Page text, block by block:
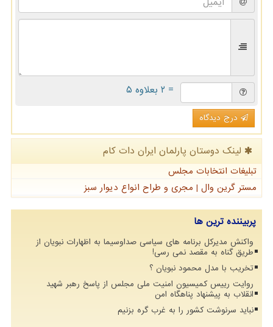
= ۲ بعلاوه ۵
درج دیدگاه
لینک دوستان پارلمان ایران دات كام
تبلیغات انتخابات مجلس
مستر گرین وال | مجری و طراح انواع دیوار سبز
پربیننده ترین ها
واکنش مدیرکل برنامه های سیاسی صداوسیما به اظهارات نبویان از
طریق گناه به مقصد نمی رسی!
تخریب با مدل محمود نبویان ؟
روایت رییس کمیسیون امنیت ملی مجلس از پاسخ رهبر شهید
انقلاب به پیشنهاد پناهگاه امن
نباید سرنوشت کشور را به غرب گره بزنیم